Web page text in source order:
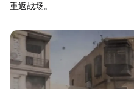
重返战场。